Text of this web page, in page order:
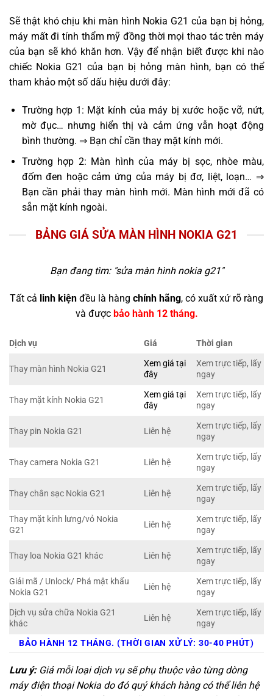
Sẽ thật khó chịu khi màn hình Nokia G21 của bạn bị hỏng,
máy mất đi tính thẩm mỹ đồng thời mọi thao tác trên máy
của bạn sẽ khó khăn hơn. Vậy để nhận biết được khi nào
chiếc Nokia G21 của bạn bị hỏng màn hình, bạn có thể
tham khảo một số dấu hiệu dưới đây:
Trường hợp 1: Mặt kính của máy bị xước hoặc vỡ, nứt,
mờ đục… nhưng hiển thị và cảm ứng vẫn hoạt động
bình thường. ⇒ Bạn chỉ cần thay mặt kính mới.
Trường hợp 2: Màn hình của máy bị sọc, nhòe màu,
đốm đen hoặc cảm ứng của máy bị đơ, liệt, loạn… ⇒
Bạn cần phải thay màn hình mới. Màn hình mới đã có
sẵn mặt kính ngoài.
BẢNG GIÁ SỬA MÀN HÌNH NOKIA G21
Bạn đang tìm: "sửa màn hình nokia g21"
Tất cả linh kiện đều là hàng chính hãng, có xuất xứ rõ ràng
và được bảo hành 12 tháng.
Dịch vụ Giá Thời gian
Thay màn hình Nokia G21
Xem giá tại
đây
Xem trực tiếp, lấy
ngay
Thay mặt kính Nokia G21
Xem giá tại
đây
Xem trực tiếp, lấy
ngay
Thay pin Nokia G21 Liên hệ
Xem trực tiếp, lấy
ngay
Thay camera Nokia G21 Liên hệ
Xem trực tiếp, lấy
ngay
Thay chân sạc Nokia G21 Liên hệ
Xem trực tiếp, lấy
ngay
Thay mặt kính lưng/vỏ Nokia
G21
Liên hệ
Xem trực tiếp, lấy
ngay
Thay loa Nokia G21 khác Liên hệ
Xem trực tiếp, lấy
ngay
Giải mã / Unlock/ Phá mật khẩu
Nokia G21
Liên hệ
Xem trực tiếp, lấy
ngay
Dịch vụ sửa chữa Nokia G21
khác
Liên hệ
Xem trực tiếp, lấy
ngay
BẢO HÀNH 12 THÁNG. (THỜI GIAN XỬ LÝ: 30-40 PHÚT)
Lưu ý:Giá mỗi loại dịch vụ sẽ phụ thuộc vào từng dòng
máy điện thoại Nokia do đó quý khách hàng có thể liên hệ